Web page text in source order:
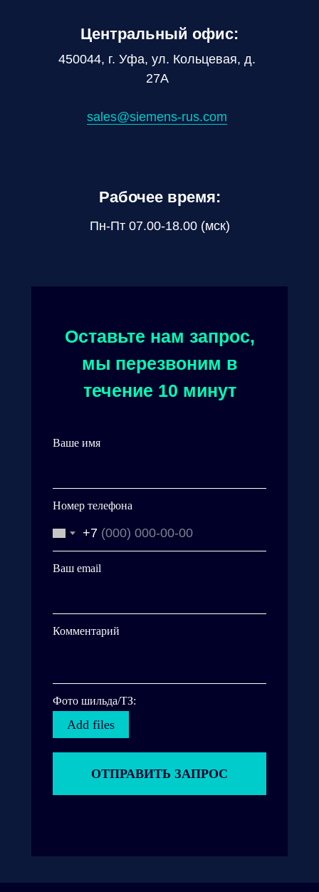
Оставьте нам запрос,
мы перезвоним в
течение 10 минут
Ваше имя
Номер телефона
+7
Ваш email
Комментарий
Фото шильда/ТЗ:
Add files
ОТПРАВИТЬ ЗАПРОС
450044, г. Уфа, ул. Кольцевая, д.
27А
sales@siemens-rus.com
Центральный офис:
Пн-Пт 07.00-18.00 (мск)
Рабочее время: